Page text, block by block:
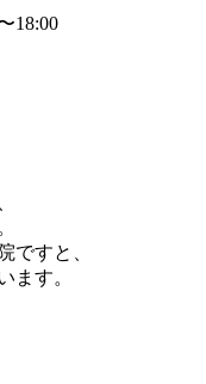
18:00
ですと、
ます。